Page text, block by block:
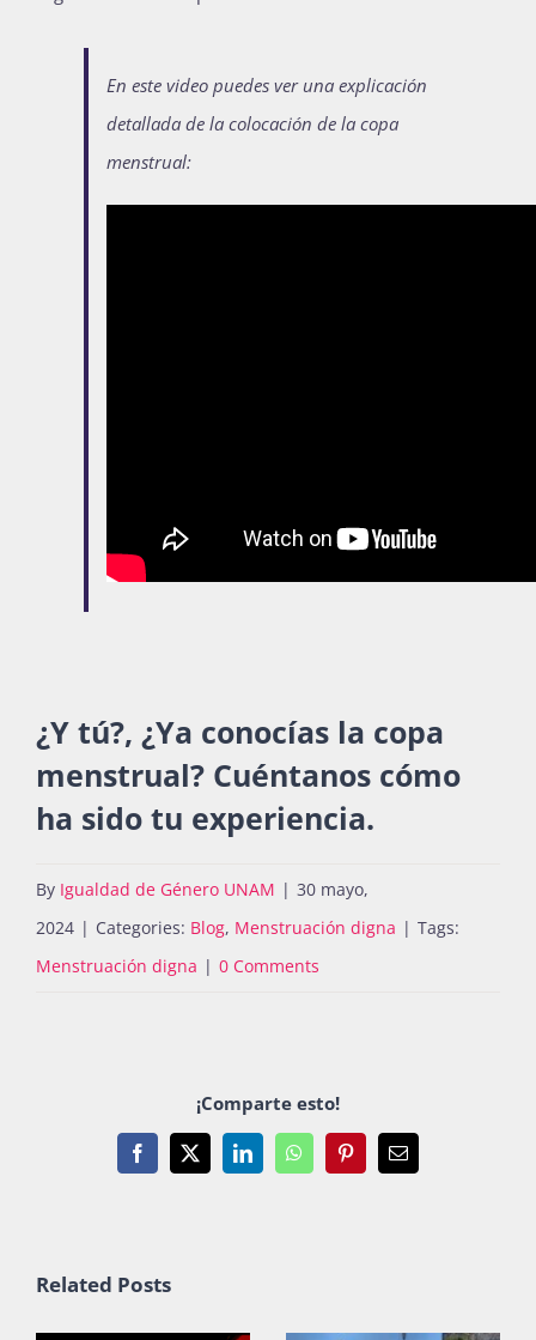
En este video puedes ver una explicación
detallada de la colocación de la copa
menstrual:
¿Y tú?, ¿Ya conocías la copa
menstrual? Cuéntanos cómo
ha sido tu experiencia.
By Igualdad de Género UNAM | 30 mayo,
2024 | Categories: Blog, Menstruación digna | Tags:
Menstruación digna | 0 Comments
¡Comparte esto!
Facebook
X LinkedInWhatsAppPinterestEmail
Related Posts